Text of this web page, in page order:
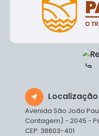
Localização
Avenida São João
Contagem) - 2045 -
CEP: 38603-401